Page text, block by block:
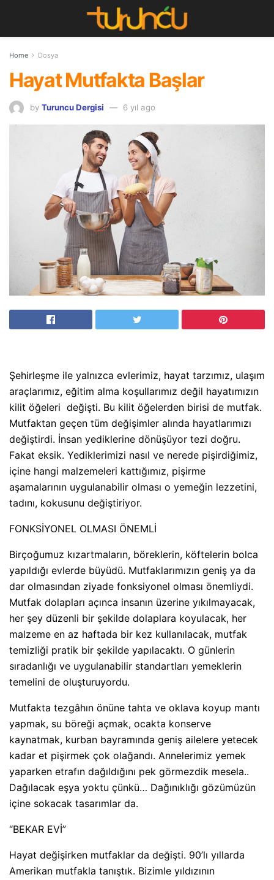
Home Dosya
Hayat Mutfakta Başlar
by Turuncu Dergisi 6 yıl ago
Şehirleşme ile yalnızca evlerimiz, hayat tarzımız, ulaşım
araçlarımız, eğitim alma koşullarımız değil hayatımızın
kilit öğeleri değişti. Bu kilit öğelerden birisi de mutfak.
Mutfaktan geçen tüm değişimler alında hayatlarımızı
değiştirdi. İnsan yediklerine dönüşüyor tezi doğru.
Fakat eksik. Yediklerimizi nasıl ve nerede pişirdiğimiz,
içine hangi malzemeleri kattığımız, pişirme
aşamalarının uygulanabilir olması o yemeğin lezzetini,
tadını, kokusunu değiştiriyor.
FONKSİYONEL OLMASI ÖNEMLİ
Birçoğumuz kızartmaların, böreklerin, köftelerin bolca
yapıldığı evlerde büyüdü. Mutfaklarımızın geniş ya da
dar olmasından ziyade fonksiyonel olması önemliydi.
Mutfak dolapları açınca insanın üzerine yıkılmayacak,
her şey düzenli bir şekilde dolaplara koyulacak, her
malzeme en az haftada bir kez kullanılacak, mutfak
temizliği pratik bir şekilde yapılacaktı. O günlerin
sıradanlığı ve uygulanabilir standartları yemeklerin
temelini de oluşturuyordu.
Mutfakta tezgâhın önüne tahta ve oklava koyup mantı
yapmak, su böreği açmak, ocakta konserve
kaynatmak, kurban bayramında geniş ailelere yetecek
kadar et pişirmek çok olağandı. Annelerimiz yemek
yaparken etrafın dağıldığını pek görmezdik mesela..
Dağılacak eşya yoktu çünkü… Dağınıklığı gözümüzün
içine sokacak tasarımlar da.
“BEKAR EVİ”
Hayat değişirken mutfaklar da değişti. 90’lı yıllarda
Amerikan mutfakla tanıştık. Bizimle yıldızının